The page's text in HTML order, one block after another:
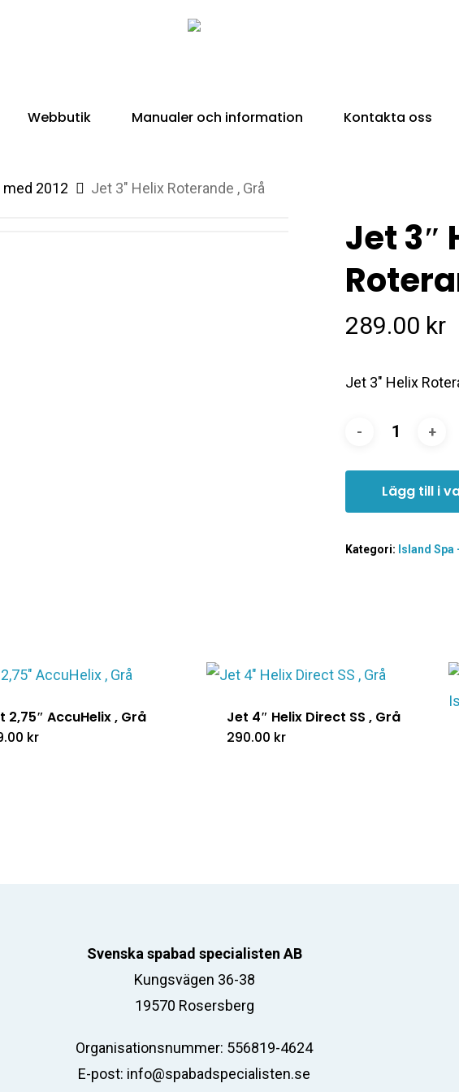
Webbutik Manualer och information Kontakta oss
med 2012 Jet 3″ Helix Roterande , Grå
Jet 3″
289.00 kr
Jet 3″ Helix
Lägg till i
Kategori: Island
2,75″ AccuHelix , Grå
kr
Jet 4″ Helix Direct SS , Grå
290.00 kr
Svenska spabad specialisten AB
Kungsvägen 36-38
19570 Rosersberg
Organisationsnummer: 556819-4624
E-post: info@spabadspecialisten.se